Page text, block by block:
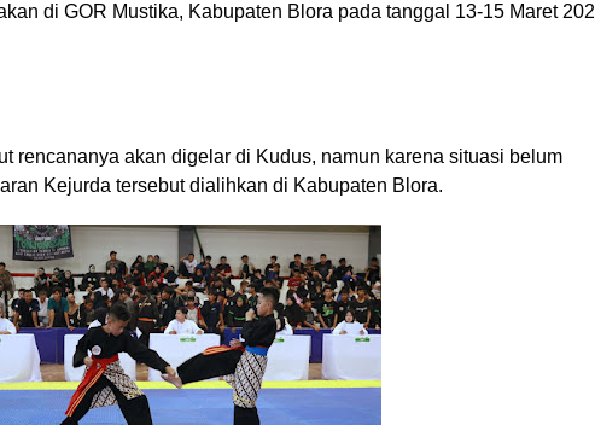
di GOR Mustika, Kabupaten Blora pada tanggal 13-15 Maret
rencananya akan digelar di Kudus, namun karena situasi belum
Kejurda tersebut dialihkan di Kabupaten Blora.